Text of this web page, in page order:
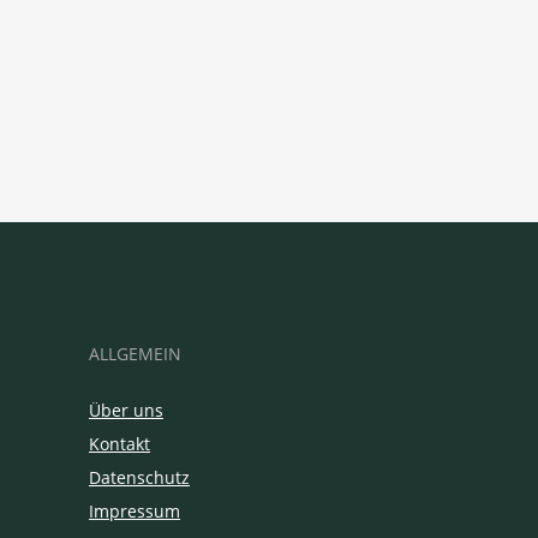
ALLGEMEIN
Über uns
Kontakt
Datenschutz
Impressum